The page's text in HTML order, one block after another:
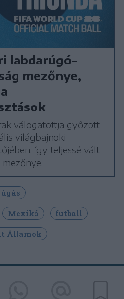
labdarúgó-
mezőnye,
válogatottja győzött
világbajnoki
így teljessé vált
Mexikó
futball
Államok